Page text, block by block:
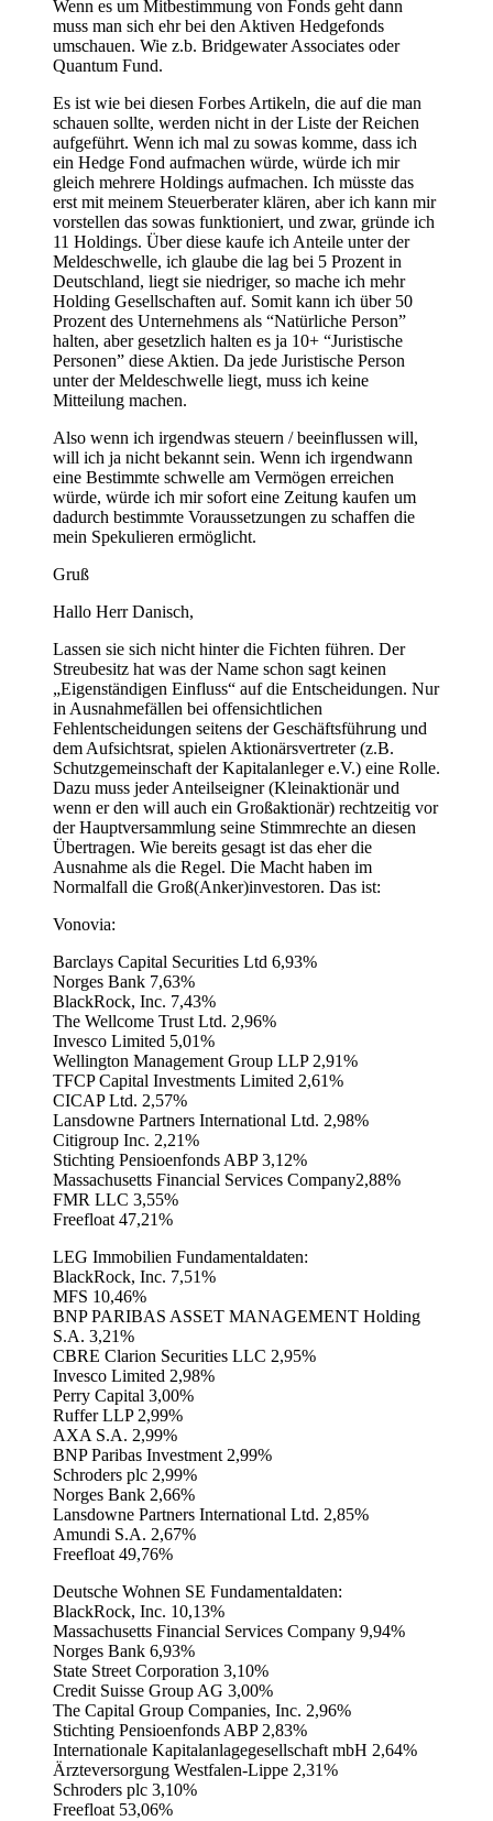
Wenn es um Mitbestimmung von Fonds geht dann
muss man sich ehr bei den Aktiven Hedgefonds
umschauen. Wie z.b. Bridgewater Associates oder
Quantum Fund.
Es ist wie bei diesen Forbes Artikeln, die auf die man
schauen sollte, werden nicht in der Liste der Reichen
aufgeführt. Wenn ich mal zu sowas komme, dass ich
ein Hedge Fond aufmachen würde, würde ich mir
gleich mehrere Holdings aufmachen. Ich müsste das
erst mit meinem Steuerberater klären, aber ich kann mir
vorstellen das sowas funktioniert, und zwar, gründe ich
11 Holdings. Über diese kaufe ich Anteile unter der
Meldeschwelle, ich glaube die lag bei 5 Prozent in
Deutschland, liegt sie niedriger, so mache ich mehr
Holding Gesellschaften auf. Somit kann ich über 50
Prozent des Unternehmens als “Natürliche Person”
halten, aber gesetzlich halten es ja 10+ “Juristische
Personen” diese Aktien. Da jede Juristische Person
unter der Meldeschwelle liegt, muss ich keine
Mitteilung machen.
Also wenn ich irgendwas steuern / beeinflussen will,
will ich ja nicht bekannt sein. Wenn ich irgendwann
eine Bestimmte schwelle am Vermögen erreichen
würde, würde ich mir sofort eine Zeitung kaufen um
dadurch bestimmte Voraussetzungen zu schaffen die
mein Spekulieren ermöglicht.
Gruß
Hallo Herr Danisch,
Lassen sie sich nicht hinter die Fichten führen. Der
Streubesitz hat was der Name schon sagt keinen
„Eigenständigen Einfluss“ auf die Entscheidungen. Nur
in Ausnahmefällen bei offensichtlichen
Fehlentscheidungen seitens der Geschäftsführung und
dem Aufsichtsrat, spielen Aktionärsvertreter (z.B.
Schutzgemeinschaft der Kapitalanleger e.V.) eine Rolle.
Dazu muss jeder Anteilseigner (Kleinaktionär und
wenn er den will auch ein Großaktionär) rechtzeitig vor
der Hauptversammlung seine Stimmrechte an diesen
Übertragen. Wie bereits gesagt ist das eher die
Ausnahme als die Regel. Die Macht haben im
Normalfall die Groß(Anker)investoren. Das ist:
Vonovia:
Barclays Capital Securities Ltd 6,93%
Norges Bank 7,63%
BlackRock, Inc. 7,43%
The Wellcome Trust Ltd. 2,96%
Invesco Limited 5,01%
Wellington Management Group LLP 2,91%
TFCP Capital Investments Limited 2,61%
CICAP Ltd. 2,57%
Lansdowne Partners International Ltd. 2,98%
Citigroup Inc. 2,21%
Stichting Pensioenfonds ABP 3,12%
Massachusetts Financial Services Company2,88%
FMR LLC 3,55%
Freefloat 47,21%
LEG Immobilien Fundamentaldaten:
BlackRock, Inc. 7,51%
MFS 10,46%
BNP PARIBAS ASSET MANAGEMENT Holding
S.A. 3,21%
CBRE Clarion Securities LLC 2,95%
Invesco Limited 2,98%
Perry Capital 3,00%
Ruffer LLP 2,99%
AXA S.A. 2,99%
BNP Paribas Investment 2,99%
Schroders plc 2,99%
Norges Bank 2,66%
Lansdowne Partners International Ltd. 2,85%
Amundi S.A. 2,67%
Freefloat 49,76%
Deutsche Wohnen SE Fundamentaldaten:
BlackRock, Inc. 10,13%
Massachusetts Financial Services Company 9,94%
Norges Bank 6,93%
State Street Corporation 3,10%
Credit Suisse Group AG 3,00%
The Capital Group Companies, Inc. 2,96%
Stichting Pensioenfonds ABP 2,83%
Internationale Kapitalanlagegesellschaft mbH 2,64%
Ärzteversorgung Westfalen-Lippe 2,31%
Schroders plc 3,10%
Freefloat 53,06%